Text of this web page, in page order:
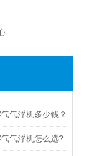
气浮机多少钱？
价明细，看懂差
气浮机怎么选?